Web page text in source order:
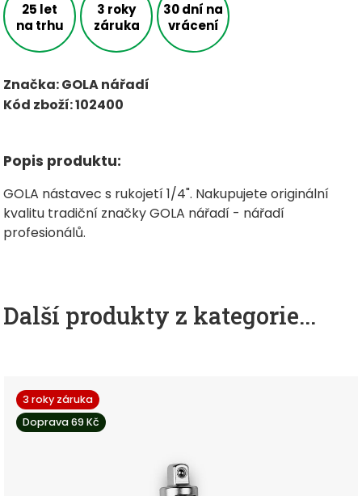
25 let
na trhu
3 roky
záruka
30 dní na
vrácení
Značka: GOLA nářadí
Kód zboží: 102400
Popis produktu:
GOLA nástavec s rukojetí 1/4". Nakupujete originální
kvalitu tradiční značky GOLA nářadí - nářadí
profesionálů.
Další produkty z kategorie...
3 roky záruka
Doprava 69 Kč